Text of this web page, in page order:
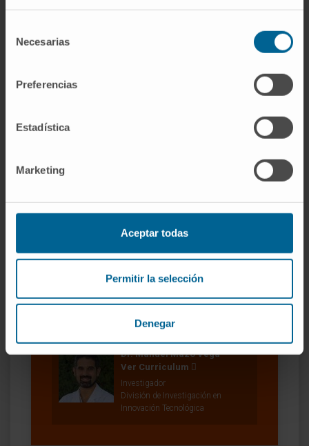
Necesarias
Preferencias
Estadística
Marketing
Aceptar todas
Permitir la selección
Denegar
2020 Aug 11;8:955. doi:
10.3389/fbioe.2020.00955. eCollection 2020
VER PUBLICACIÓN EN PUBMED
Nuestros autores
Dr. Felipe Prósper Cardoso
principal
Celular Adoptiva
Dr. Manuel Mazo Vega
Ver Curriculum
Investigador
División de Investigación en
Innovación Tecnológica